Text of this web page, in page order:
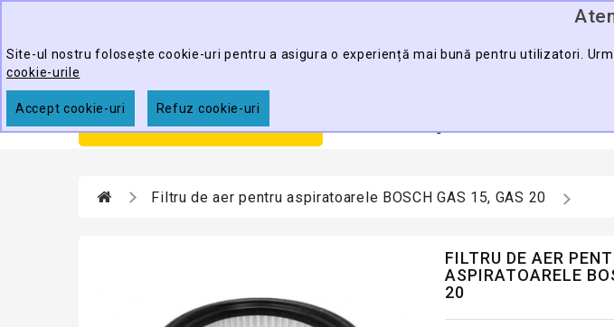
Site-ul nostru folosește cookie-uri pentru a asigura o experiență mai bună pentru utilizatori.
cookie-urile
Accept cookie-uri Refuz cookie-uri
CATEGORII
Filtru de aer pentru aspiratoarele BOSCH GAS 15, GAS 20
FILTRU DE AER
ASPIRATOARELE
20